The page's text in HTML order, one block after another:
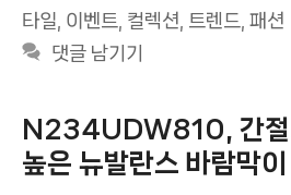
리
그
타일 이벤트 컬렉션 트렌드 패션
댓글 남기기
N234UDW810, 간절
높은 뉴발란스 바람막이